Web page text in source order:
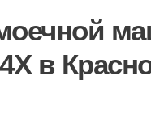
в